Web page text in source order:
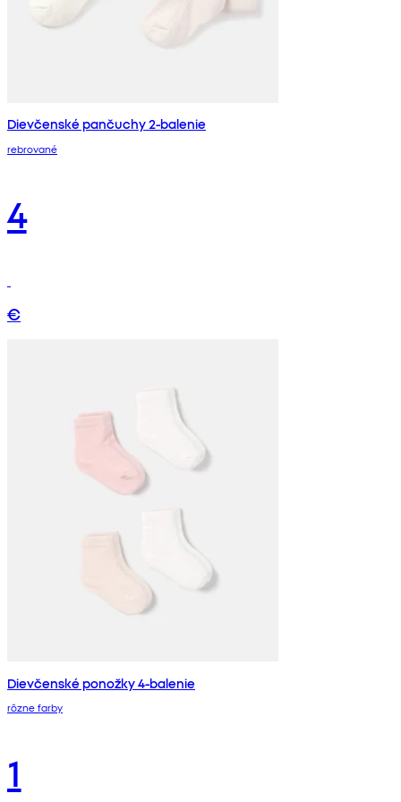
Dievčenské pančuchy 2-balenie
rebrované
4
€
Dievčenské ponožky 4-balenie
rôzne farby
1